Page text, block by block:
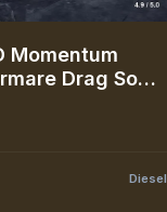
Momentum
Drag SoV-
Diesel